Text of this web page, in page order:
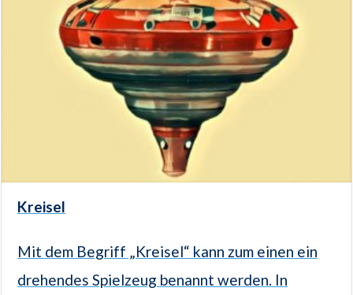
Kreisel
Mit dem Begriff „Kreisel“ kann zum einen ein
drehendes Spielzeug benannt werden. In